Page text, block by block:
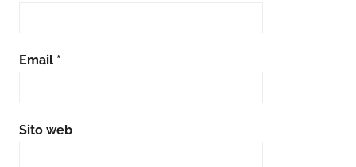
Email *
Sito web